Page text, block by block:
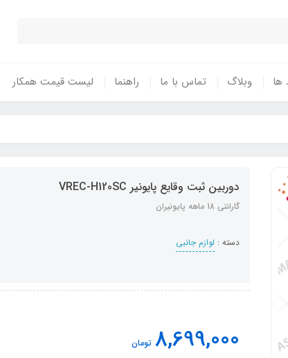
ها وبلاگ تماس با ما راهنما لیست قیمت همکار
دوربین ثبت وقایع پایونیر VREC-H120SC
گارانتی 18 ماهه پایونیران
دسته : لوازم جانبی
8,699,000 تومان